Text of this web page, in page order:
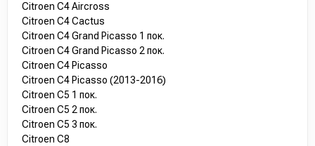
Citroen C4 Aircross
Citroen C4 Cactus
Citroen C4 Grand Picasso 1 пок.
Citroen C4 Grand Picasso 2 пок.
Citroen C4 Picasso
Citroen C4 Picasso (2013-2016)
Citroen C5 1 пок.
Citroen C5 2 пок.
Citroen C5 3 пок.
Citroen C8